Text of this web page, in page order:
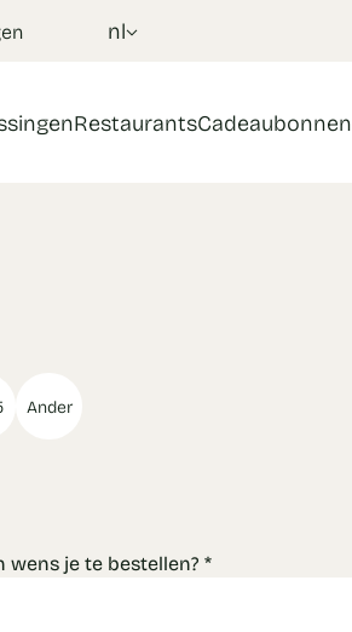
nl
RestaurantsCadeaubonnen
Ander
wens je te bestellen? *